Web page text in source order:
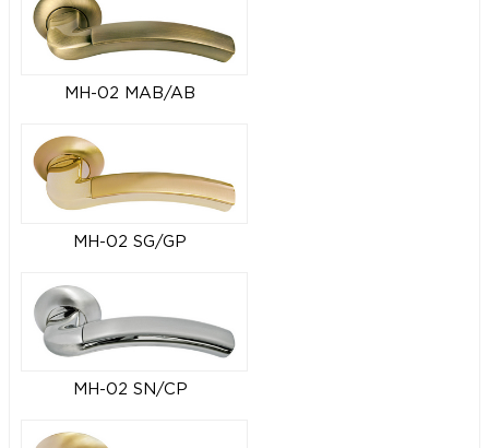
MH-02 MAB/AB
MH-02 SG/GP
MH-02 SN/CP